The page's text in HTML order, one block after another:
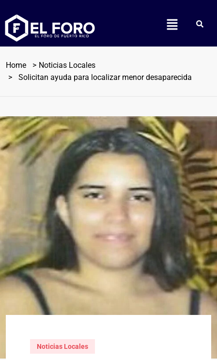
Home
Noticias Locales
Solicitan ayuda para localizar menor desaparecida
Noticias Locales